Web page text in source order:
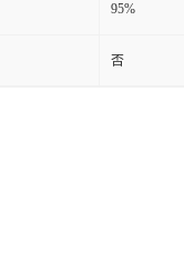
95%
否